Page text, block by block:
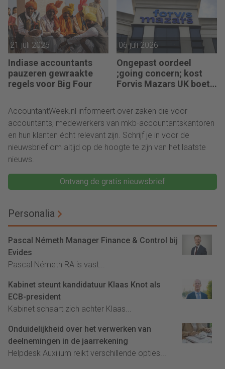
21 juli 2026
Indiase accountants
pauzeren gewraakte
regels voor Big Four
06 juli 2026
Ongepast oordeel
;going concern; kost
Forvis Mazars UK boete
AccountantWeek.nl informeert over zaken die voor
accountants, medewerkers van mkb-accountantskantoren
en hun klanten écht relevant zijn. Schrijf je in voor de
nieuwsbrief om altijd op de hoogte te zijn van het laatste
nieuws.
Ontvang de gratis nieuwsbrief
Personalia
Pascal Németh Manager Finance & Control bij
Evides
Pascal Németh RA is vast...
Kabinet steunt kandidatuur Klaas Knot als
ECB-president
Kabinet schaart zich achter Klaas...
Onduidelijkheid over het verwerken van
deelnemingen in de jaarrekening
Helpdesk Auxilium reikt verschillende opties...